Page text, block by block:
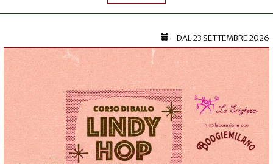
DAL23 SETTEMBRE 2026